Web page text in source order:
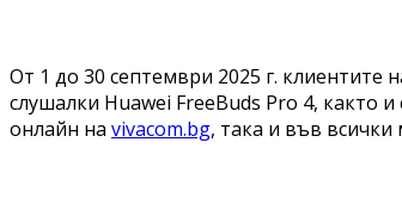
От 1 до 30 септември 2025 г. клиентите
слушалки Huawei FreeBuds Pro 4, както
онлайн на vivacom.bg, така и във всички